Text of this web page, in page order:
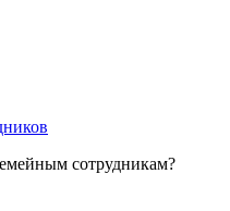
сотрудникам?